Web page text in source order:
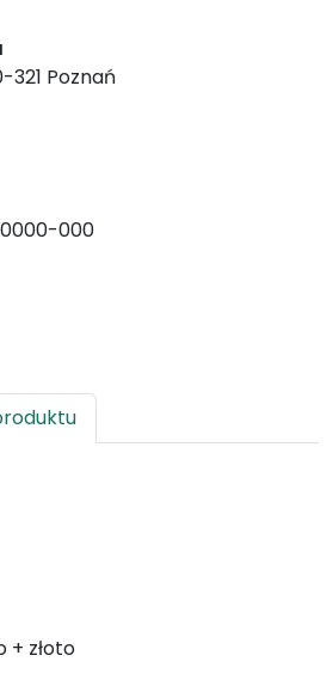
321 Poznań
000
+ złoto